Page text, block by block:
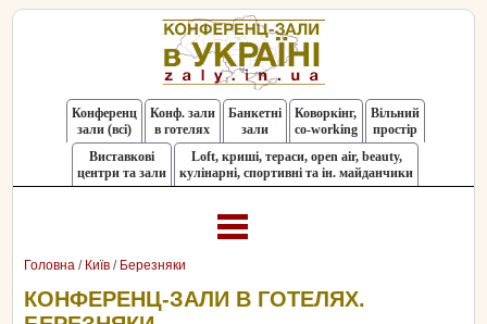
Конференц
зали (всі)
Конф. зали
в готелях
Банкетні
зали
Коворкінг,
co-working
Вільний
простір
Виставкові
центри та зали
Loft, криші, тераси, оpen air, beauty,
кулінарні, спортивні та ін. майданчики
Головна / Київ / Березняки
КОНФЕРЕНЦ-ЗАЛИ В ГОТЕЛЯХ.